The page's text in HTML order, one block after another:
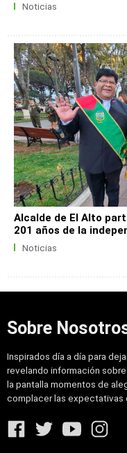
Noticias
Alcalde de El Alto
201 años de la
Noticias
Sobre
Inspirados día a día para
revelando información
la pantalla momentos de
complacer las expectativas